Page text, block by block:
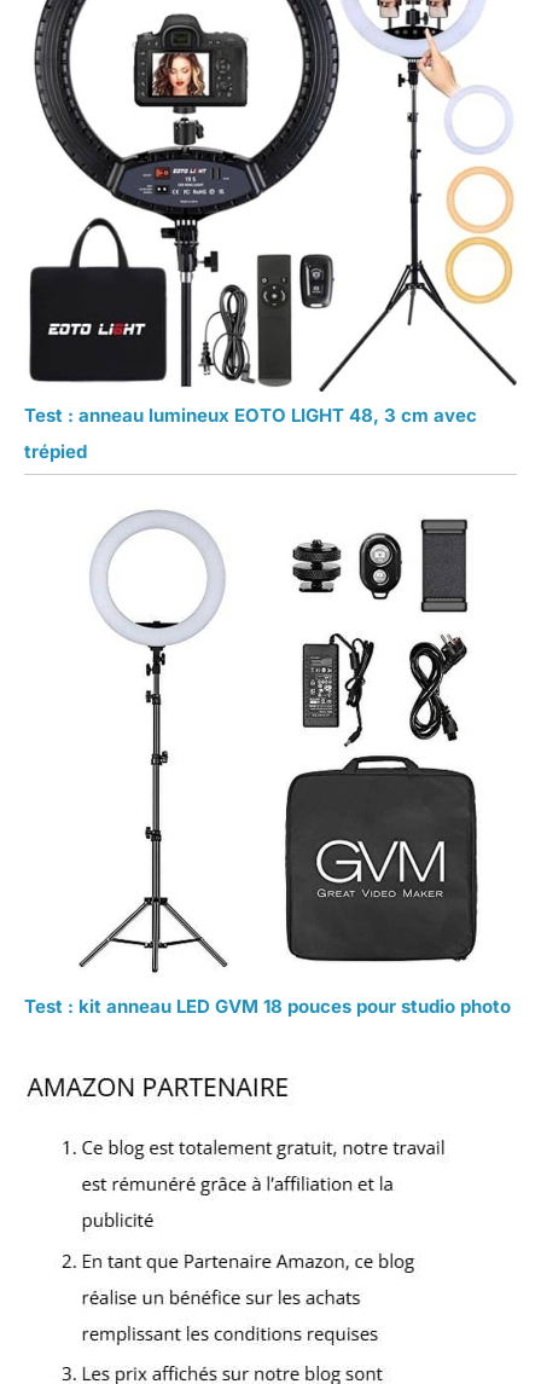
Test : anneau lumineux EOTO LIGHT 48, 3 cm avec
trépied
Test : kit anneau LED GVM 18 pouces pour studio photo